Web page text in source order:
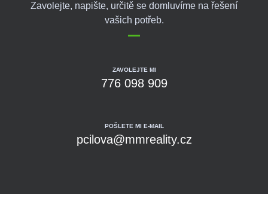
Zavolejte, napište, určitě se domluvíme na řešení
vašich potřeb.
ZAVOLEJTE MI
776 098 909
POŠLETE MI E-MAIL
pcilova@mmreality.cz